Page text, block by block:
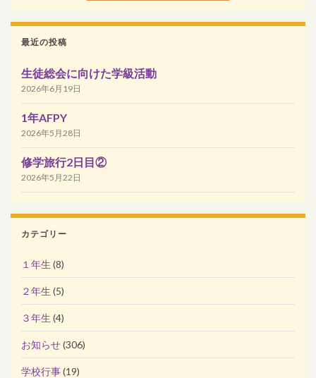
最近の投稿
生徒総会に向けた学級活動
2026年6月19日
1年AFPY
2026年5月28日
修学旅行2日目②
2026年5月22日
カテゴリー
１年生 (8)
２年生 (5)
３年生 (4)
お知らせ(306)
学校行事(19)